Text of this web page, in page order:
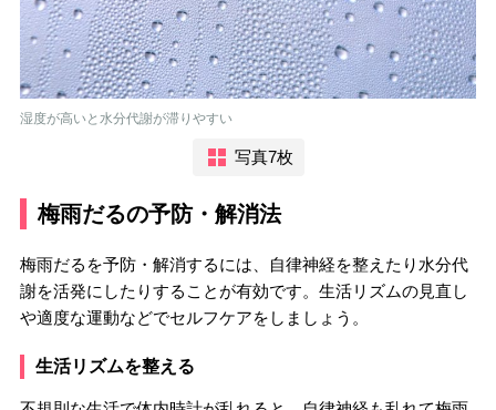
湿度が高いと水分代謝が滞りやすい
写真7枚
梅雨だるの予防・解消法
梅雨だるを予防・解消するには、自律神経を整えたり水分代
謝を活発にしたりすることが有効です。生活リズムの見直し
や適度な運動などでセルフケアをしましょう。
生活リズムを整える